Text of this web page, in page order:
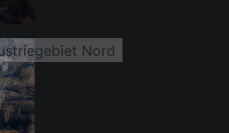
Nord